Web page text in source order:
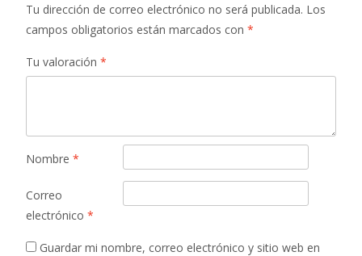
Tu dirección de correo electrónico no será publicada. Los
campos obligatorios están marcados con *
Tu valoración *
Nombre *
Correo
electrónico *
Guardar mi nombre, correo electrónico y sitio web en